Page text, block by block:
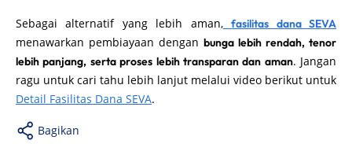
Sebagai alternatif yang lebih aman, fasilitas dana SEVA
menawarkan pembiayaan dengan bunga lebih rendah, tenor
lebih panjang, serta proses lebih transparan dan aman. Jangan
ragu untuk cari tahu lebih lanjut melalui video berikut untuk
Detail Fasilitas Dana SEVA.
Bagikan